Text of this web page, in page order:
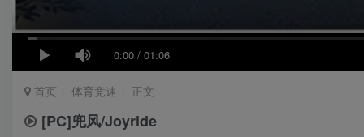
0:00 / 01:06
首页 体育竞速 正文
[PC]兜风/Joyride